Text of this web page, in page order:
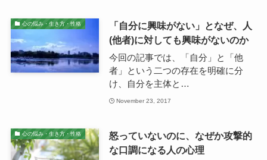
心の悩み・生き方・性格
「自分に興味がない」となぜ、人
(他者)に対しても興味がないのか
今回の記事では、「自分」と「他
者」という二つの存在を明確に分
け、自分を主体と…
November 23, 2017
心の悩み・生き方・性格
怒っていないのに、なぜか攻撃的
な口調になる人の心理